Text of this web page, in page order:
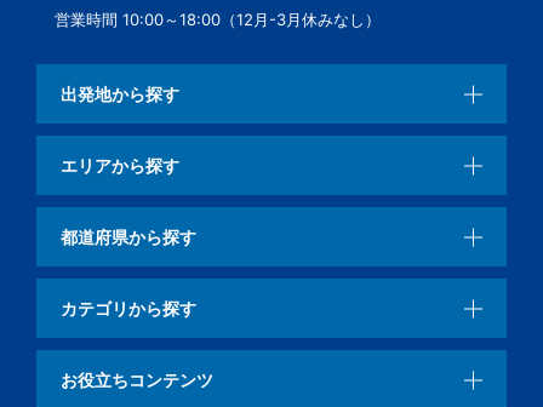
営業時間 10:00～18:00（12月-3月休みなし）
出発地から探す
エリアから探す
都道府県から探す
カテゴリから探す
お役立ちコンテンツ